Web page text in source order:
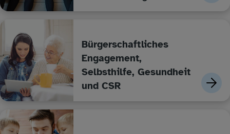
Bürgerschaftliches
Engagement,
Selbsthilfe, Gesundheit
und CSR